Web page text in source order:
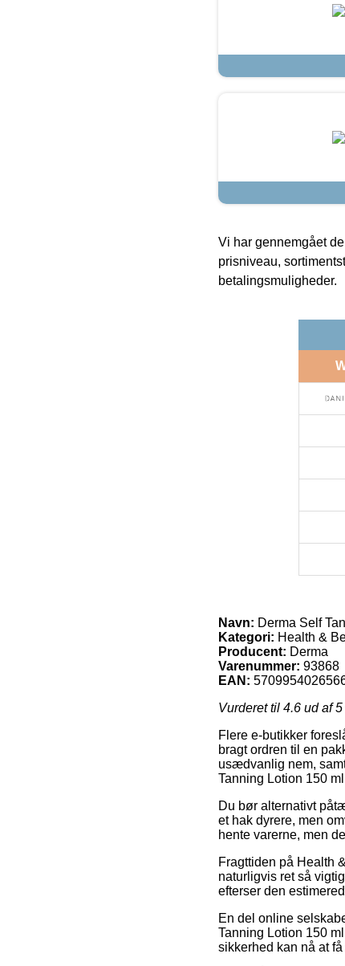
Vi har gennemgået
prisniveau,
betalingsmuligheder.
Navn: Derma Self
Kategori: Health &
Producent: Derma
Varenummer: 93868
EAN:
Vurderet til 4.6 ud af
Flere e-butikker
bragt ordren til en
usædvanlig nem,
Tanning Lotion 150
Du bør alternativt
et hak dyrere, men
hente varerne, men
Fragttiden på Health
naturligvis ret så
efterser den
En del online
Tanning Lotion 150
sikkerhed kan nå at